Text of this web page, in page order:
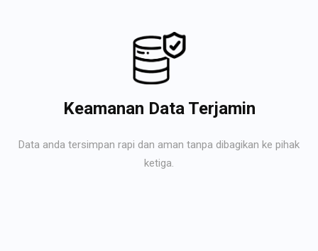
Keamanan Data Terjamin
Data anda tersimpan rapi dan aman tanpa dibagikan ke pihak
ketiga.